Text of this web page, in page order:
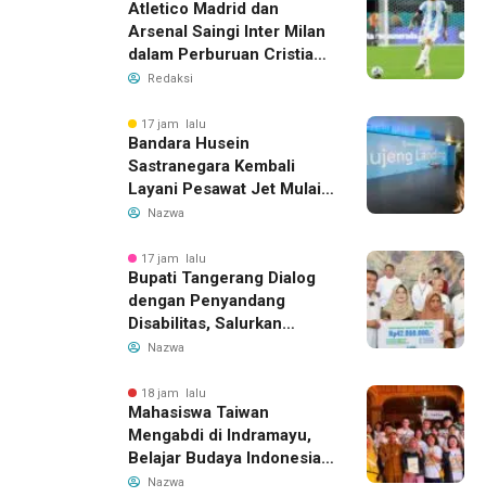
Atletico Madrid dan
Arsenal Saingi Inter Milan
dalam Perburuan Cristian
Romero, Transfer Bek
Redaksi
17 jam lalu
Bandara Husein
Sastranegara Kembali
Layani Pesawat Jet Mulai
14 Agustus 2026, Garuda
Bandung-Denpasar
Nazwa
17 jam lalu
Bupati Tangerang Dialog
dengan Penyandang
Disabilitas, Salurkan
Bantuan dan Tampung
Nazwa
18 jam lalu
Mahasiswa Taiwan
Mengabdi di Indramayu,
Belajar Budaya Indonesia
dan Edukasi Pekerja
Nazwa